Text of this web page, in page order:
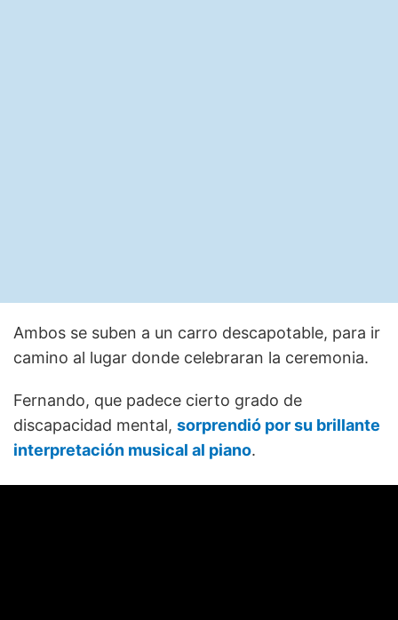
Ambos se suben a un carro descapotable, para ir
camino al lugar donde celebraran la ceremonia.
Fernando, que padece cierto grado de
discapacidad mental, sorprendió por su brillante
interpretación musical al piano.